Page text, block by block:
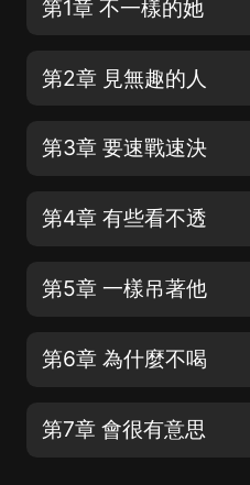
第1章 不一樣的她
第2章 見無趣的人
第3章 要速戰速決
第4章 有些看不透
第5章 一樣吊著他
第6章 為什麼不喝
第7章 會很有意思